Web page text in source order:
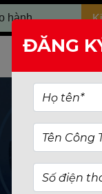
ĐĂNG